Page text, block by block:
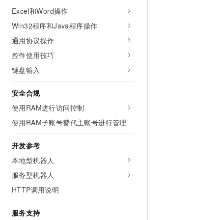
Excel和Word操作
Win32程序和Java程序操作
通用协议操作
控件使用技巧
键盘输入
安全合规
使用RAM进行访问控制
使用RAM子账号替代主账号进行管理
开发参考
本地型机器人
服务型机器人
HTTP调用说明
服务支持